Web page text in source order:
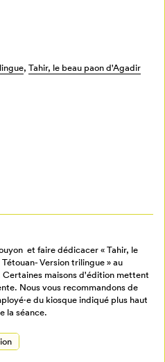
,Tahir, le beau paon d'Agadir
et faire dédicacer « Tahir, le
Version trilingue » au
Certaines maisons d'édition mettent
Nous vous recommandons de
du kiosque indiqué plus haut
la séance.
vos favoris,